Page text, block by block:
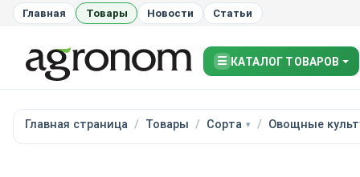
Главная Товары Новости Статьи
☰ КАТАЛОГ ТОВАРОВ
Главная страница Товары Сорта Овощные